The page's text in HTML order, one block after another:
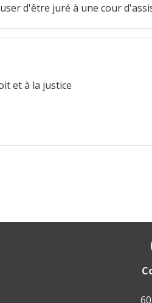
d'être juré à une cour
et à la justice